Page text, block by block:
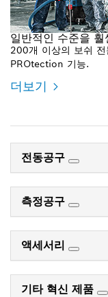
일반적인 수준을
200개 이상의 보쉬
PROtection 기능.
더보기
전동공구
측정공구
액세서리
기타 혁신 제품